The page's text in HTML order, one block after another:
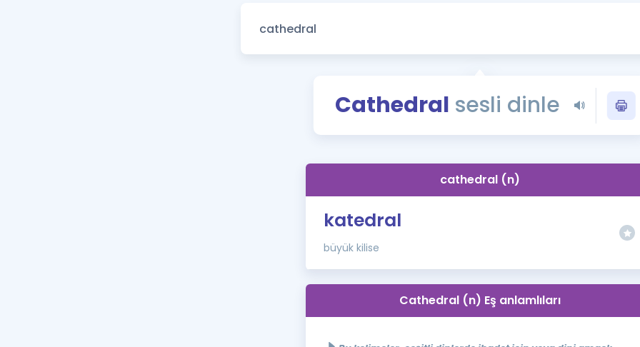
Tüm ÖSYM
YDS - YÖKDİL
İngilizce
Cathedral sesli dinle
cathedral (n)
katedral
büyük kilise
Cathedral (n) Eş anlamlıları